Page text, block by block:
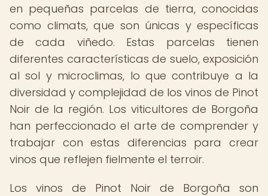
en pequeñas parcelas de tierra, conocidas
como climats, que son únicas y específicas
de cada viñedo. Estas parcelas tienen
diferentes características de suelo, exposición
al sol y microclimas, lo que contribuye a la
diversidad y complejidad de los vinos de Pinot
Noir de la región. Los viticultores de Borgoña
han perfeccionado el arte de comprender y
trabajar con estas diferencias para crear
vinos que reflejen fielmente el terroir.
Los vinos de Pinot Noir de Borgoña son